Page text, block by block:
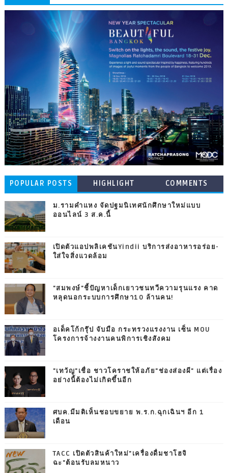
POPULAR POSTS HIGHLIGHT COMMENTS
ม.รามคำแหง จัดปฐมนิเทศนักศึกษาใหม่แบบ
ออนไลน์ 3 ส.ค.นี้
เปิดตัวแอปพลิเคชันYindii บริการส่งอาหารอร่อย-
ใส่ใจสิ่งแวดล้อม
"สมพงษ์"ชี้ปัญหาเด็กเยาวชนทวีความรุนแรง คาด
หลุดนอกระบบการศึกษา10 ล้านคน!
อเด็คโก้กรุ๊ป จับมือ กระทรวงแรงงาน เซ็น MOU
โครงการจ้างงานคนพิการเชิงสังคม
"เทวัญ"เชื่อ ชาวโคราชให้อภัย"ช่องส่องผี" แต่เรื่อง
อย่างนี้ต้องไม่เกิดขึ้นอีก
ศบค.มีมติเห็นชอบขยาย พ.ร.ก.ฉุกเฉินฯ อีก 1
เดือน
TACC เปิดตัวสินค้าใหม่"เครื่องดื่มชาโฮจิ
ฉะ"ต้อนรับลมหนาว